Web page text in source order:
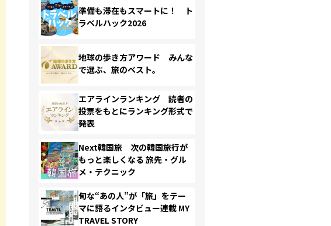
準備も滞在もスマートに！ ト
ラベルハック2026
地球の歩き方アワード みんな
で選ぶ、旅のベスト。
エアラインランキング 読者の
投票をもとにランキング形式で
発表
Next韓国旅 次の韓国旅行が
もっと楽しくなる 旅先・グル
メ・テクニック
旬な“あの人”が「旅」をテー
マに語るインタビュー連載 MY
TRAVEL STORY